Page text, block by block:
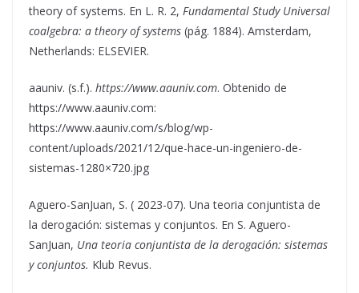
theory of systems. En L. R. 2, Fundamental Study Universal
coalgebra: a theory of systems (pág. 1884). Amsterdam,
Netherlands: ELSEVIER.
aauniv. (s.f.). https://www.aauniv.com. Obtenido de
https://www.aauniv.com:
https://www.aauniv.com/s/blog/wp-
content/uploads/2021/12/que-hace-un-ingeniero-de-
sistemas-1280×720.jpg
Aguero-SanJuan, S. ( 2023-07). Una teoria conjuntista de
la derogación: sistemas y conjuntos. En S. Aguero-
SanJuan, Una teoria conjuntista de la derogación: sistemas
y conjuntos. Klub Revus.